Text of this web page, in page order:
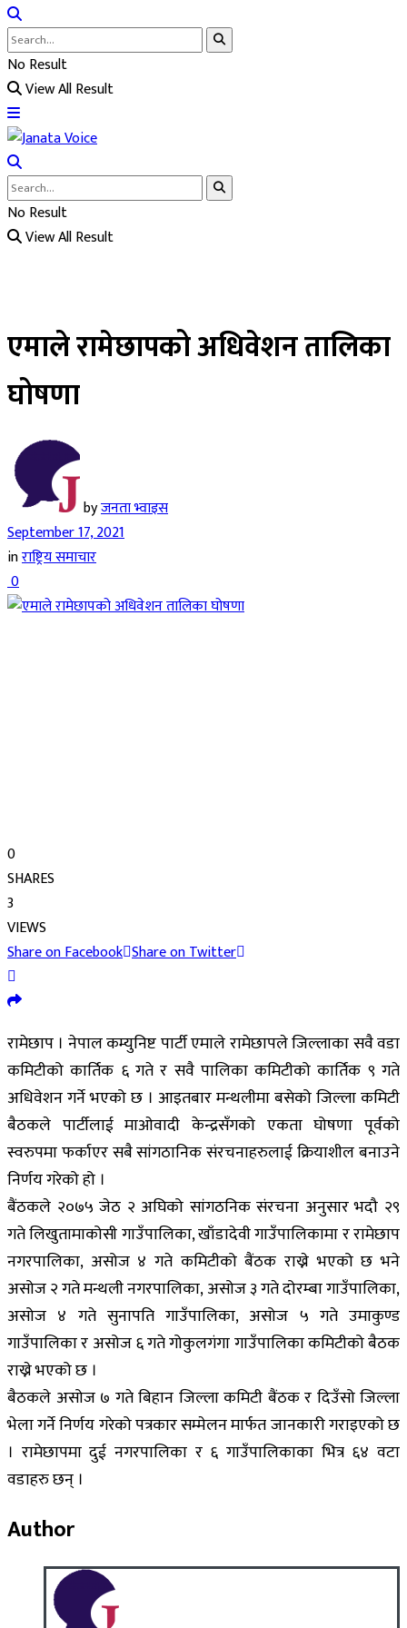
No Result
View All Result
No Result
View All Result
एमाले रामेछापको अधिवेशन तालिका
घोषणा
byजनता भ्वाइस
September 17, 2021
inराष्ट्रिय समाचार
0
0
SHARES
3
VIEWS
Share on Facebook Share on Twitter
रामेछाप । नेपाल कम्युनिष्ट पार्टी एमाले रामेछापले जिल्लाका सवै वडा
कमिटीको कार्तिक ६ गते र सवै पालिका कमिटीको कार्तिक ९ गते
अधिवेशन गर्ने भएको छ । आइतबार मन्थलीमा बसेको जिल्ला कमिटी
बैठकले पार्टीलाई माओवादी केन्द्रसँगको एकता घोषणा पूर्वको
स्वरुपमा फर्काएर सबै सांगठानिक संरचनाहरुलाई क्रियाशील बनाउने
निर्णय गरेको हो ।
बैंठकले २०७५ जेठ २ अघिको सांगठनिक संरचना अनुसार भदौ २९
गते लिखुतामाकोसी गाउँपालिका, खाँडादेवी गाउँपालिकामा र रामेछाप
नगरपालिका, असोज ४ गते कमिटीको बैंठक राख्ने भएको छ भने
असोज २ गते मन्थली नगरपालिका, असोज ३ गते दोरम्बा गाउँपालिका,
असोज ४ गते सुनापति गाउँपालिका, असोज ५ गते उमाकुण्ड
गाउँपालिका र असोज ६ गते गोकुलगंगा गाउँपालिका कमिटीको बैठक
राख्ने भएको छ ।
बैठकले असोज ७ गते बिहान जिल्ला कमिटी बैंठक र दिउँसो जिल्ला
भेला गर्ने निर्णय गरेको पत्रकार सम्मेलन मार्फत जानकारी गराइएको छ
। रामेछापमा दुई नगरपालिका र ६ गाउँपालिकाका भित्र ६४ वटा
वडाहरु छन् ।
Author